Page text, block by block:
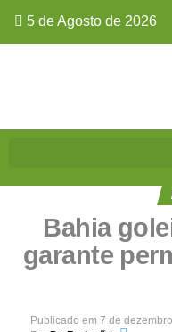
5 de Agosto de 2026
Bahia
garante
Publicado em 7 de